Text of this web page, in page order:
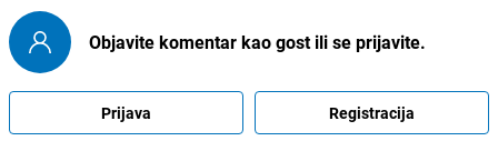
Objavite komentar kao gost ili se prijavite.
Prijava Registracija